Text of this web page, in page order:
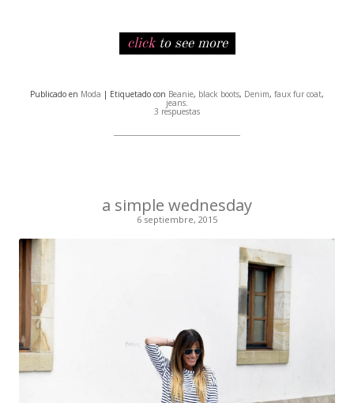
clickto see more
Publicado en Moda | Etiquetado con Beanie, black boots, Denim, faux fur coat,
jeans.
3 respuestas
a simple wednesday
6 septiembre, 2015